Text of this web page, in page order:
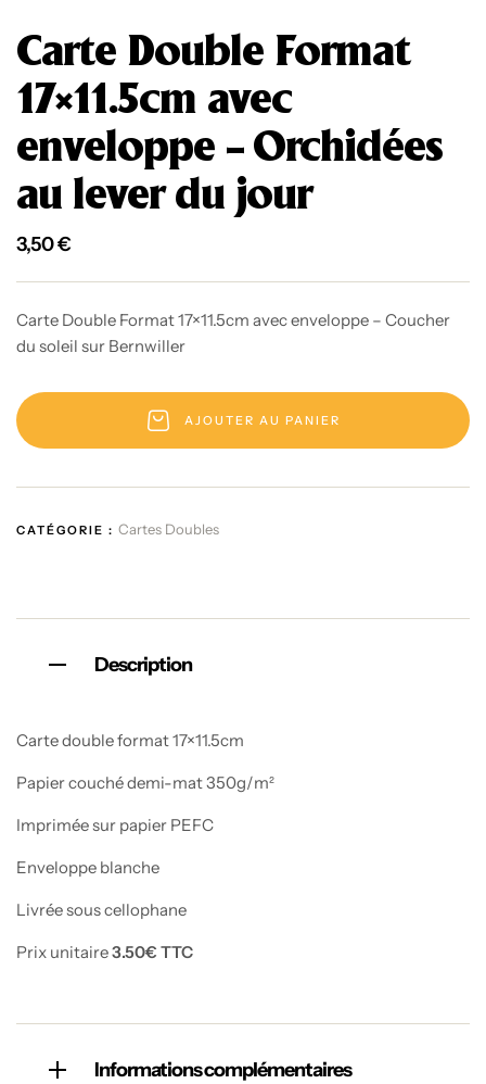
Carte Double Format
17×11.5cm avec
enveloppe – Orchidées
au lever du jour
3,50€
Carte Double Format 17×11.5cm avec enveloppe – Coucher
du soleil sur Bernwiller
AJOUTER AU PANIER
CATÉGORIE : Cartes Doubles
Description
Carte double format 17×11.5cm
Papier couché demi-mat 350g/m²
Imprimée sur papier PEFC
Enveloppe blanche
Livrée sous cellophane
Prix unitaire3.50€ TTC
Informations complémentaires